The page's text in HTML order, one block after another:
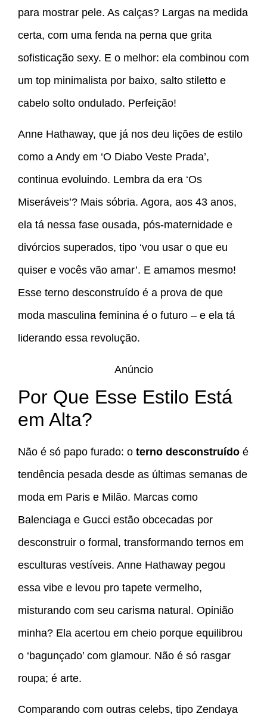
para mostrar pele. As calças? Largas na medida
certa, com uma fenda na perna que grita
sofisticação sexy. E o melhor: ela combinou com
um top minimalista por baixo, salto stiletto e
cabelo solto ondulado. Perfeição!
Anne Hathaway, que já nos deu lições de estilo
como a Andy em ‘O Diabo Veste Prada’,
continua evoluindo. Lembra da era ‘Os
Miseráveis’? Mais sóbria. Agora, aos 43 anos,
ela tá nessa fase ousada, pós-maternidade e
divórcios superados, tipo ‘vou usar o que eu
quiser e vocês vão amar’. E amamos mesmo!
Esse terno desconstruído é a prova de que
moda masculina feminina é o futuro – e ela tá
liderando essa revolução.
Anúncio
Por Que Esse Estilo Está
em Alta?
Não é só papo furado: o terno desconstruído é
tendência pesada desde as últimas semanas de
moda em Paris e Milão. Marcas como
Balenciaga e Gucci estão obcecadas por
desconstruir o formal, transformando ternos em
esculturas vestíveis. Anne Hathaway pegou
essa vibe e levou pro tapete vermelho,
misturando com seu carisma natural. Opinião
minha? Ela acertou em cheio porque equilibrou
o ‘bagunçado’ com glamour. Não é só rasgar
roupa; é arte.
Comparando com outras celebs, tipo Zendaya